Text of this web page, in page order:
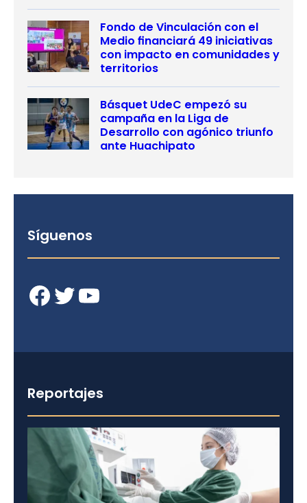
Fondo de Vinculación con el
Medio financiará 49 iniciativas
con impacto en comunidades y
territorios
Básquet UdeC empezó su
campaña en la Liga de
Desarrollo con agónico triunfo
ante Huachipato
Síguenos
Facebook Twitter YouTube
Reportajes